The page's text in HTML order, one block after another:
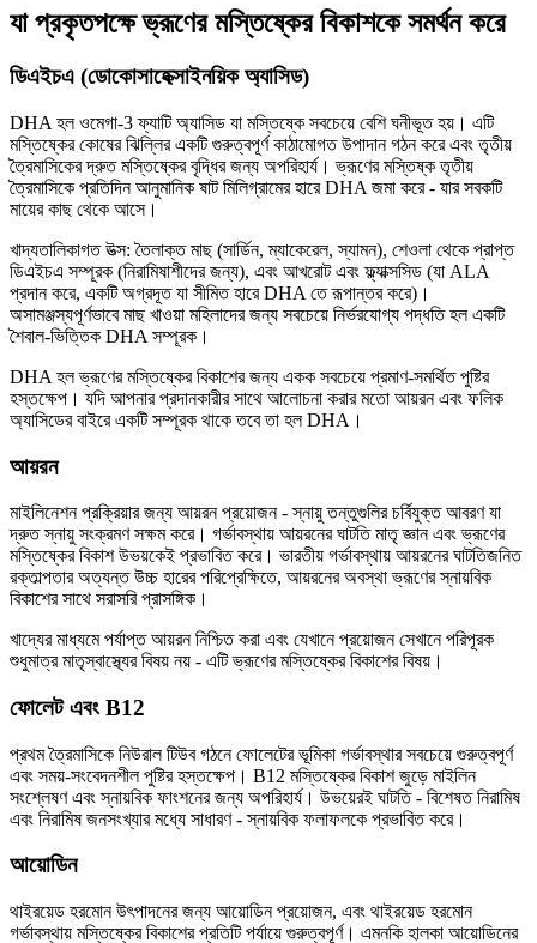
যা প্রকৃতপক্ষে ভ্রূণের মস্তিষ্কের বিকাশকে সমর্থন করে
ডিএইচএ (ডোকোসাহেক্সাইনয়িক অ্যাসিড)
DHA হল ওমেগা-3 ফ্যাটি অ্যাসিড যা মস্তিষ্কে সবচেয়ে বেশি ঘনীভূত হয়। এটি
মস্তিষ্কের কোষের ঝিল্লির একটি গুরুত্বপূর্ণ কাঠামোগত উপাদান গঠন করে এবং তৃতীয়
ত্রৈমাসিকের দ্রুত মস্তিষ্কের বৃদ্ধির জন্য অপরিহার্য। ভ্রূণের মস্তিষ্ক তৃতীয়
ত্রৈমাসিকে প্রতিদিন আনুমানিক ষাট মিলিগ্রামের হারে DHA জমা করে - যার সবকটি
মায়ের কাছ থেকে আসে।
খাদ্যতালিকাগত উত্স: তৈলাক্ত মাছ (সার্ডিন, ম্যাকেরেল, স্যামন), শেওলা থেকে প্রাপ্ত
ডিএইচএ সম্পূরক (নিরামিষাশীদের জন্য), এবং আখরোট এবং ফ্ল্যাক্সসিড (যা ALA
প্রদান করে, একটি অগ্রদূত যা সীমিত হারে DHA তে রূপান্তর করে)।
অসামঞ্জস্যপূর্ণভাবে মাছ খাওয়া মহিলাদের জন্য সবচেয়ে নির্ভরযোগ্য পদ্ধতি হল একটি
শৈবাল-ভিত্তিক DHA সম্পূরক।
DHA হল ভ্রূণের মস্তিষ্কের বিকাশের জন্য একক সবচেয়ে প্রমাণ-সমর্থিত পুষ্টির
হস্তক্ষেপ। যদি আপনার প্রদানকারীর সাথে আলোচনা করার মতো আয়রন এবং ফলিক
অ্যাসিডের বাইরে একটি সম্পূরক থাকে তবে তা হল DHA।
আয়রন
মাইলিনেশন প্রক্রিয়ার জন্য আয়রন প্রয়োজন - স্নায়ু তন্তুগুলির চর্বিযুক্ত আবরণ যা
দ্রুত স্নায়ু সংক্রমণ সক্ষম করে। গর্ভাবস্থায় আয়রনের ঘাটতি মাতৃ জ্ঞান এবং ভ্রূণের
মস্তিষ্কের বিকাশ উভয়কেই প্রভাবিত করে। ভারতীয় গর্ভাবস্থায় আয়রনের ঘাটতিজনিত
রক্তাল্পতার অত্যন্ত উচ্চ হারের পরিপ্রেক্ষিতে, আয়রনের অবস্থা ভ্রূণের স্নায়বিক
বিকাশের সাথে সরাসরি প্রাসঙ্গিক।
খাদ্যের মাধ্যমে পর্যাপ্ত আয়রন নিশ্চিত করা এবং যেখানে প্রয়োজন সেখানে পরিপূরক
শুধুমাত্র মাতৃস্বাস্থ্যের বিষয় নয় - এটি ভ্রূণের মস্তিষ্কের বিকাশের বিষয়।
ফোলেট এবং B12
প্রথম ত্রৈমাসিকে নিউরাল টিউব গঠনে ফোলেটের ভূমিকা গর্ভাবস্থার সবচেয়ে গুরুত্বপূর্ণ
এবং সময়-সংবেদনশীল পুষ্টির হস্তক্ষেপ। B12 মস্তিষ্কের বিকাশ জুড়ে মাইলিন
সংশ্লেষণ এবং স্নায়বিক ফাংশনের জন্য অপরিহার্য। উভয়েরই ঘাটতি - বিশেষত নিরামিষ
এবং নিরামিষ জনসংখ্যার মধ্যে সাধারণ - স্নায়বিক ফলাফলকে প্রভাবিত করে।
আয়োডিন
থাইরয়েড হরমোন উৎপাদনের জন্য আয়োডিন প্রয়োজন, এবং থাইরয়েড হরমোন
গর্ভাবস্থায় মস্তিষ্কের বিকাশের প্রতিটি পর্যায়ে গুরুত্বপূর্ণ। এমনকি হালকা আয়োডিনের